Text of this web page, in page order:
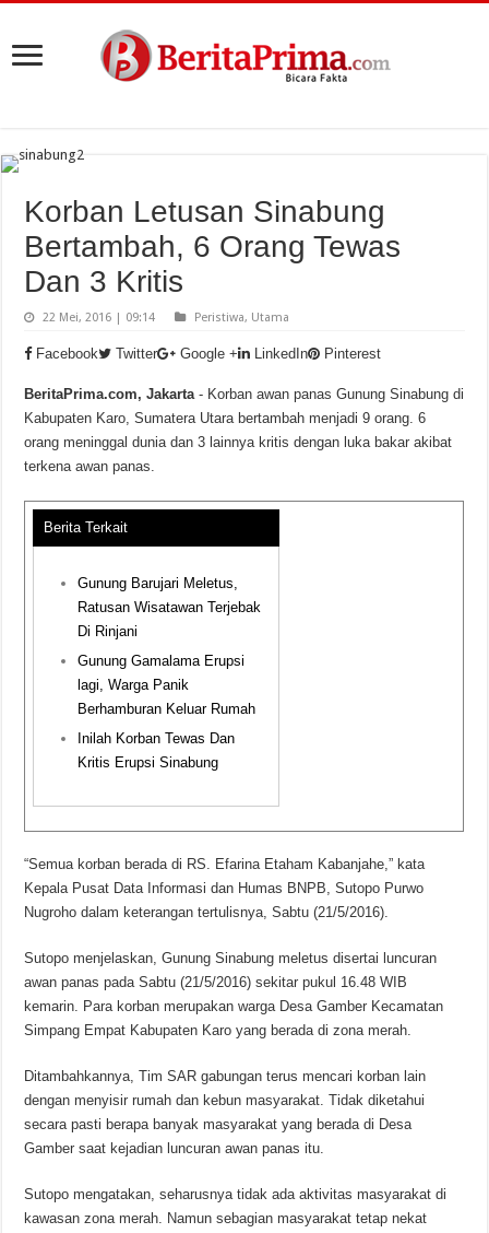
Korban Letusan Sinabung
Bertambah, 6 Orang Tewas
Dan 3 Kritis
22 Mei, 2016 | 09:14 Peristiwa, Utama
Facebook Twitter Google + LinkedIn Pinterest
BeritaPrima.com, Jakarta - Korban awan panas Gunung Sinabung di
Kabupaten Karo, Sumatera Utara bertambah menjadi 9 orang. 6
orang meninggal dunia dan 3 lainnya kritis dengan luka bakar akibat
terkena awan panas.
Berita Terkait
Gunung Barujari Meletus,
Ratusan Wisatawan Terjebak
Di Rinjani
Gunung Gamalama Erupsi
lagi, Warga Panik
Berhamburan Keluar Rumah
Inilah Korban Tewas Dan
Kritis Erupsi Sinabung
“Semua korban berada di RS. Efarina Etaham Kabanjahe,” kata
Kepala Pusat Data Informasi dan Humas BNPB, Sutopo Purwo
Nugroho dalam keterangan tertulisnya, Sabtu (21/5/2016).
Sutopo menjelaskan, Gunung Sinabung meletus disertai luncuran
awan panas pada Sabtu (21/5/2016) sekitar pukul 16.48 WIB
kemarin. Para korban merupakan warga Desa Gamber Kecamatan
Simpang Empat Kabupaten Karo yang berada di zona merah.
Ditambahkannya, Tim SAR gabungan terus mencari korban lain
dengan menyisir rumah dan kebun masyarakat. Tidak diketahui
secara pasti berapa banyak masyarakat yang berada di Desa
Gamber saat kejadian luncuran awan panas itu.
Sutopo mengatakan, seharusnya tidak ada aktivitas masyarakat di
kawasan zona merah. Namun sebagian masyarakat tetap nekat